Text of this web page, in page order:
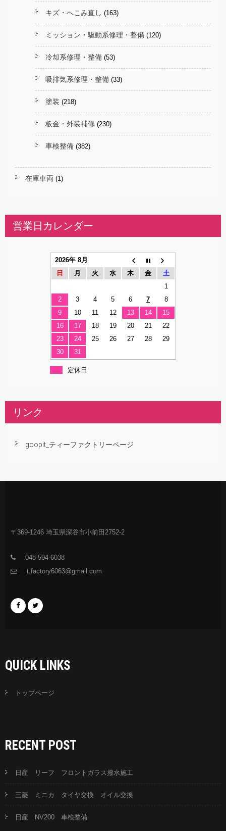
キズ・へこみ直し (163)
ミッション・駆動系修理・整備 (120)
冷却系修理・整備 (53)
吸排気系修理・整備 (33)
塗装 (218)
板金・外装補修 (230)
車検整備 (382)
在庫車両 (1)
営業日カレンダー
2026年 8月
日
月 火 水 木 金
土
1
2
3 4 5 6 7
8
9
10 11 12 13 14
15
16
17 18 19 20 21
22
23
24 25 26 27 28
29
30
31
定休日
リンク
goopit_ティーファクトリーページ
〒369-1246 埼玉県深谷市小前田2752-2
048-594-6038
t.factory6063@gmail.com
QUICK LINKS
トップページ
RECENT POST
日産 リーフ フロントガラス撥水施工
三菱 ミニカ タイヤ交換 オイル交換
日産 NV200 車検整備